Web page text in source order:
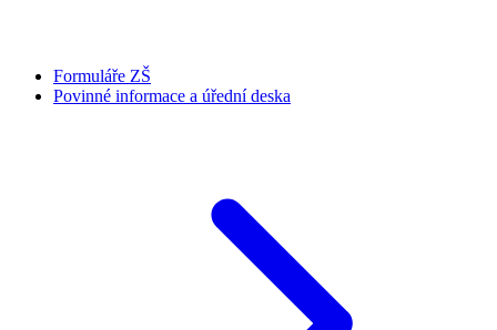
Formuláře ZŠ
Povinné informace a úřední deska